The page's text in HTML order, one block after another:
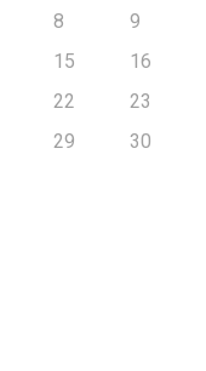
8
9
15
16
22
23
29
30